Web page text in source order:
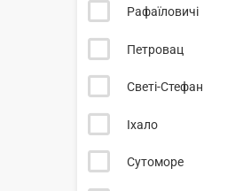
Рафаїловичі
Петровац
Светі-Стефан
Іхало
Сутоморе